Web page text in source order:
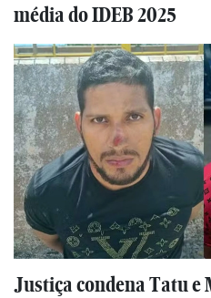
média do IDEB 2025
Justiça condena Tatu e